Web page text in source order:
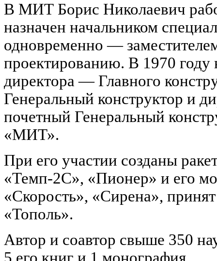
В МИТ Борис Николаевич
назначен начальником
одновременно —
проектированию. В 1970 году
директора — Главного
Генеральный конструктор и
почетный Генеральный
«МИТ».
При его участии созданы
«Темп-2С», «Пионер» и его
«Скорость», «Сирена»,
«Тополь».
Автор и соавтор свыше 350